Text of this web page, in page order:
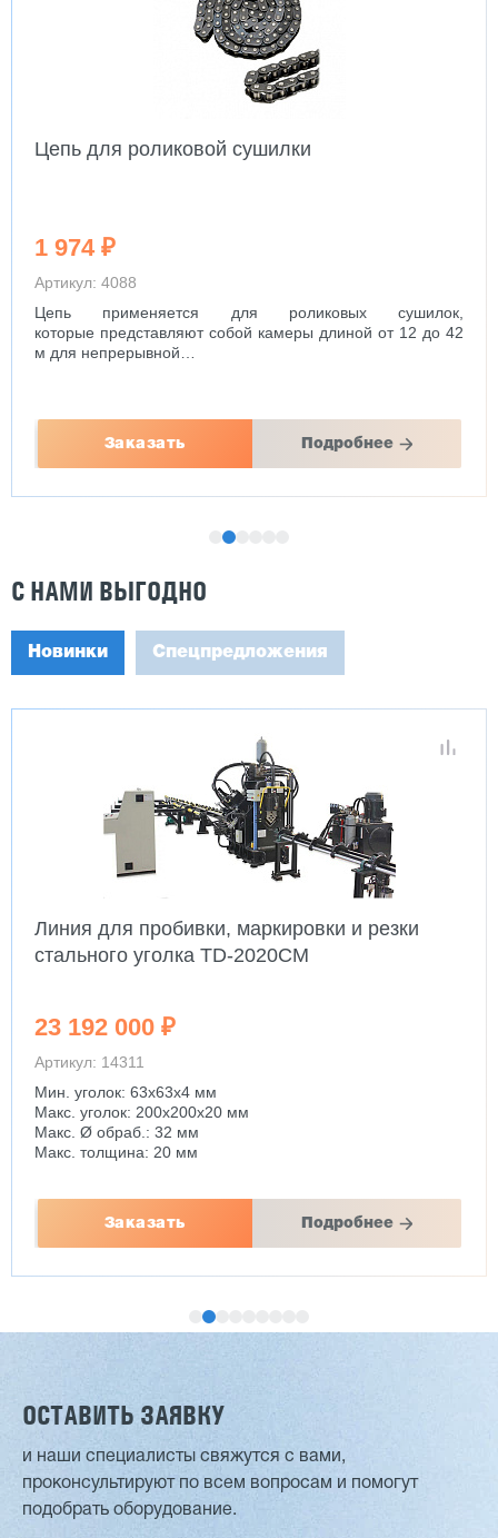
Станок для обрезки фанеры MRZ-8
1 256 000 ₽
Артикул: 5933
Размер на выходе: 2440х1220 мм
Толщина фанеры: 3-35 мм
Мощность: 22 КВт
Заказать Подробнее
С НАМИ ВЫГОДНО
Новинки Спецпредложения
Токарно винторезные станки DMTG CWE
2 892 560 ₽
Артикул: 14250
Макс. Ø точения: 630 - 1000 мм
РМЦ: 1500 - 6000 мм
Мощность: 11 кВт
Вес: 5000 - 5500 кг
Заказать Подробнее
Вакуумный стопоукладчик VS-5/1
ОСТАВИТЬ ЗАЯВКУ
и наши специалисты свяжутся с вами,
проконсультируют по всем вопросам и помогут
подобрать оборудование.